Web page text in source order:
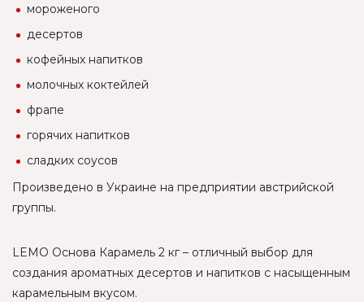
мороженого
десертов
кофейных напитков
молочных коктейлей
фрапе
горячих напитков
сладких соусов
Произведено в Украине на предприятии австрийской
группы.
LEMO Основа Карамель 2 кг – отличный выбор для
создания ароматных десертов и напитков с насыщенным
карамельным вкусом.